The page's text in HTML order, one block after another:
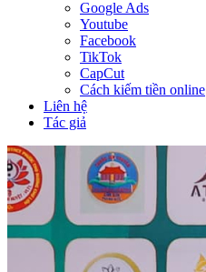
Google Ads
Youtube
Facebook
TikTok
CapCut
Cách kiếm tiền online
Liên hệ
Tác giả